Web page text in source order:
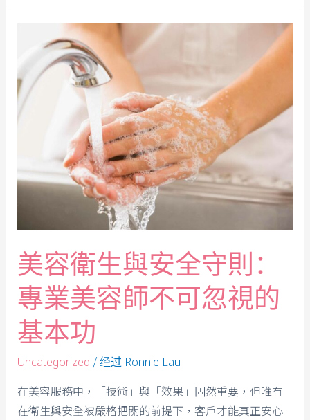
美容衛生與安全守則：
專業美容師不可忽視的
基本功
Uncategorized / 经过 Ronnie Lau
在美容服務中，「技術」與「效果」固然重要，但唯有
在衛生與安全被嚴格把關的前提下，客戶才能真正安心